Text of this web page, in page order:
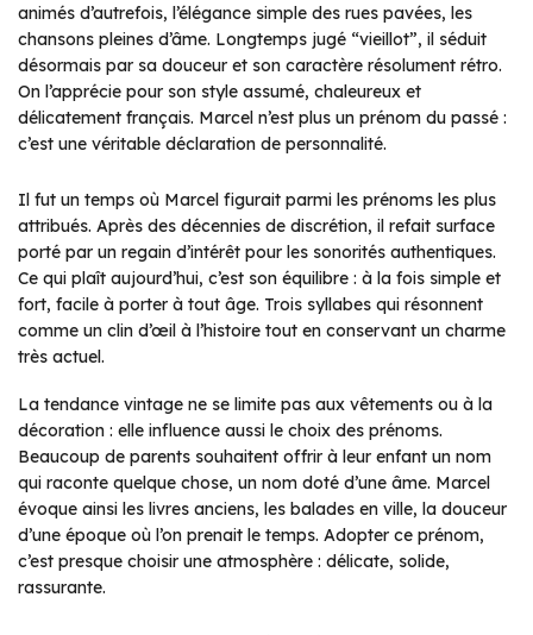
animés d’autrefois, l’élégance simple des rues pavées, les
chansons pleines d’âme. Longtemps jugé “vieillot”, il séduit
désormais par sa douceur et son caractère résolument rétro.
On l’apprécie pour son style assumé, chaleureux et
délicatement français. Marcel n’est plus un prénom du passé :
c’est une véritable déclaration de personnalité.
Il fut un temps où Marcel figurait parmi les prénoms les plus
attribués. Après des décennies de discrétion, il refait surface
porté par un regain d’intérêt pour les sonorités authentiques.
Ce qui plaît aujourd’hui, c’est son équilibre : à la fois simple et
fort, facile à porter à tout âge. Trois syllabes qui résonnent
comme un clin d’œil à l’histoire tout en conservant un charme
très actuel.
La tendance vintage ne se limite pas aux vêtements ou à la
décoration : elle influence aussi le choix des prénoms.
Beaucoup de parents souhaitent offrir à leur enfant un nom
qui raconte quelque chose, un nom doté d’une âme. Marcel
évoque ainsi les livres anciens, les balades en ville, la douceur
d’une époque où l’on prenait le temps. Adopter ce prénom,
c’est presque choisir une atmosphère : délicate, solide,
rassurante.